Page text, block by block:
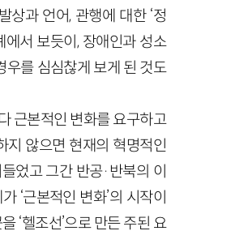
과 언어, 관행에 대한 ‘정
에서 보듯이, 장애인과 성소
우를 심심찮게 보게 된 것도
근본적인 변화를 요구하고
지 않으면 현재의 혁명적인
었고 그간 반공·반북의 이
‘근본적인 변화’의 시작이
‘헬조선’으로 만든 주된 요